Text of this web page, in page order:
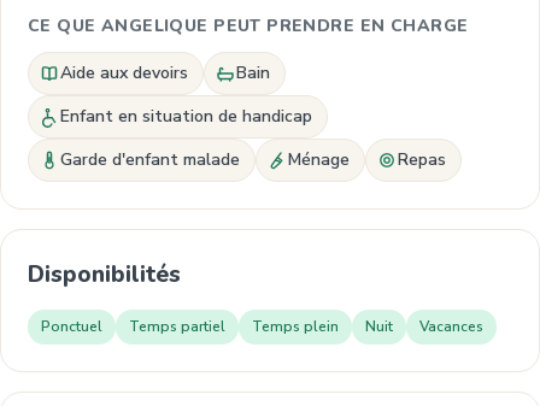
CE QUE ANGELIQUE PEUT PRENDRE EN CHARGE
Aide aux devoirs
Bain
Enfant en situation de handicap
Garde d'enfant malade
Ménage Repas
Disponibilités
Ponctuel Temps partiel Temps plein Nuit Vacances